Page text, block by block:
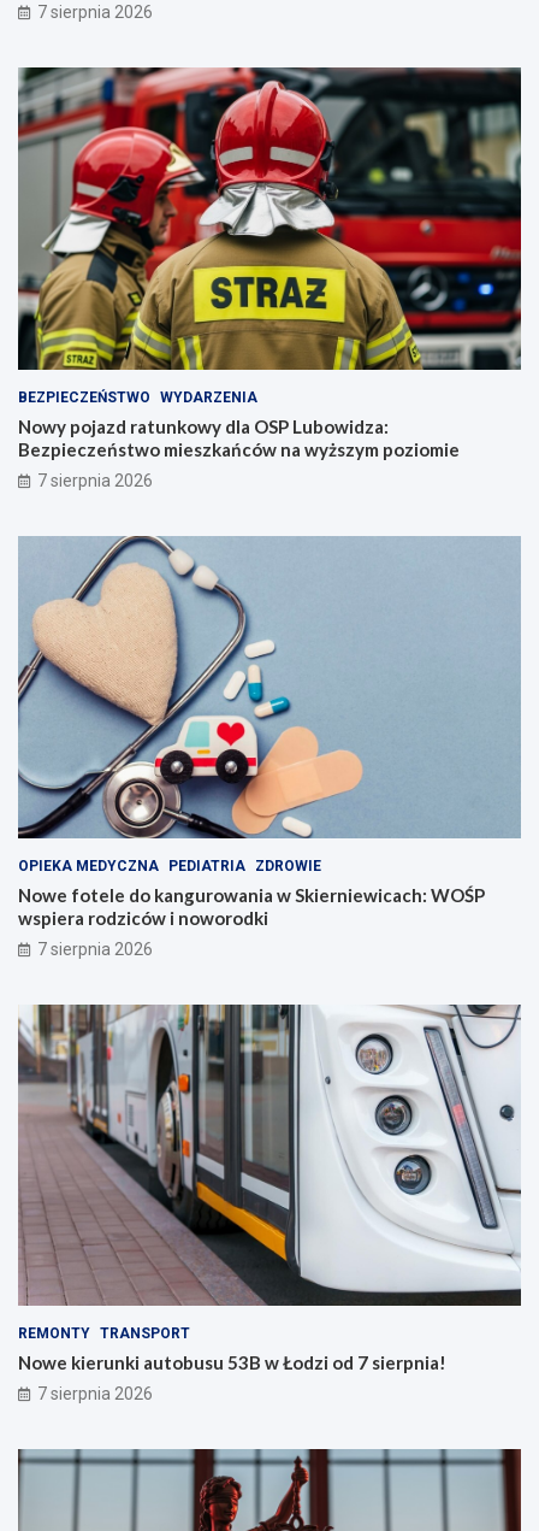
7 sierpnia 2026
BEZPIECZEŃSTWO WYDARZENIA
Nowy pojazd ratunkowy dla OSP Lubowidza:
Bezpieczeństwo mieszkańców na wyższym poziomie
7 sierpnia 2026
OPIEKA MEDYCZNA PEDIATRIA ZDROWIE
Nowe fotele do kangurowania w Skierniewicach: WOŚP
wspiera rodziców i noworodki
7 sierpnia 2026
REMONTY TRANSPORT
Nowe kierunki autobusu 53B w Łodzi od 7 sierpnia!
7 sierpnia 2026